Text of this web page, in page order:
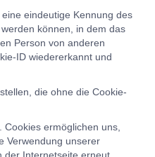
eindeutige Kennung des
können, in dem das
Person von anderen
ID wiedererkannt und
die ohne die Cookie-
ermöglichen uns,
Verwendung unserer